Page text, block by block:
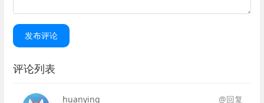
发布评论
评论列表
huanying @回复